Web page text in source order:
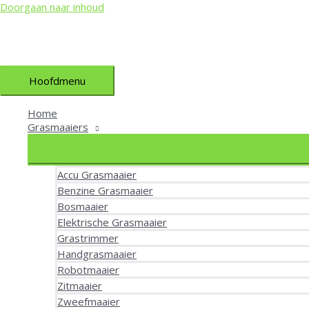
Doorgaan naar inhoud
Hoofdmenu
Home
Grasmaaiers
Accu Grasmaaier
Benzine Grasmaaier
Bosmaaier
Elektrische Grasmaaier
Grastrimmer
Handgrasmaaier
Robotmaaier
Zitmaaier
Zweefmaaier